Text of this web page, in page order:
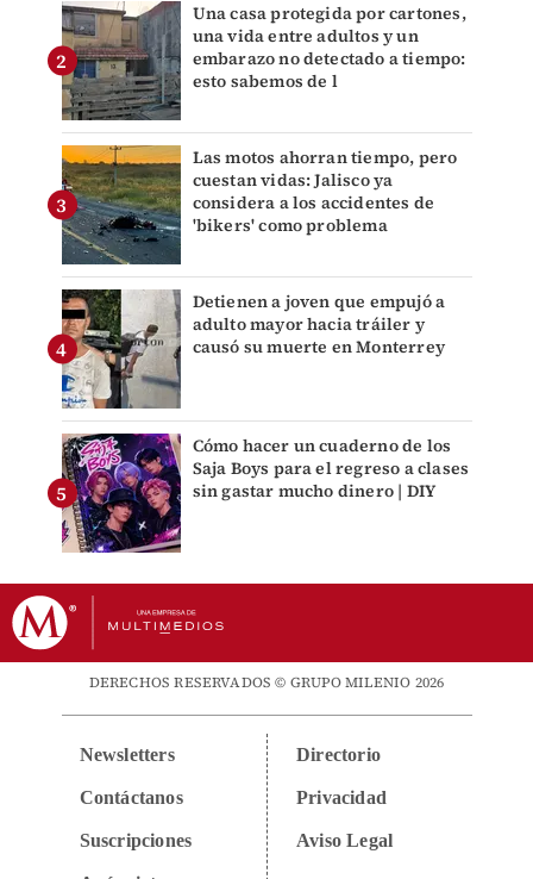
Una casa protegida por cartones,
una vida entre adultos y un
embarazo no detectado a tiempo:
esto sabemos de l
Las motos ahorran tiempo, pero
cuestan vidas: Jalisco ya
considera a los accidentes de
'bikers' como problema
Detienen a joven que empujó a
adulto mayor hacia tráiler y
causó su muerte en Monterrey
Cómo hacer un cuaderno de los
Saja Boys para el regreso a clases
sin gastar mucho dinero | DIY
DERECHOS RESERVADOS © GRUPO MILENIO 2026
Newsletters
Contáctanos
Suscripciones
Directorio
Privacidad
Aviso Legal